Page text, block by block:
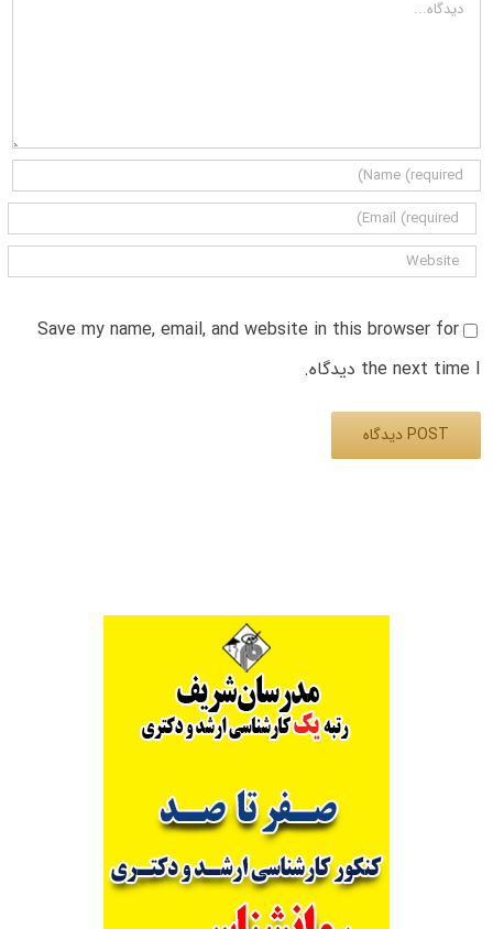
Save my name, email, and website in this browser for
the next time I دیدگاه.